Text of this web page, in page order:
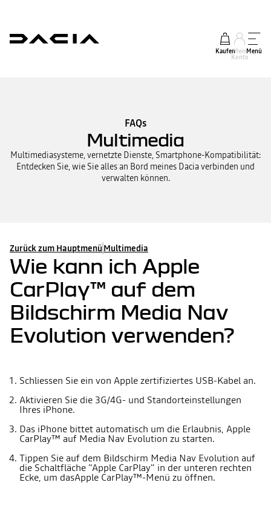
KaufenMein
Konto
Menü
FAQs
Multimedia
Multimediasysteme, vernetzte Dienste, Smartphone-Kompatibilität:
Entdecken Sie, wie Sie alles an Bord meines Dacia verbinden und
verwalten können.
Zurück zum Hauptmenü Multimedia
Wie kann ich Apple
CarPlay™ auf dem
Bildschirm Media Nav
Evolution verwenden?
Schliessen Sie ein von Apple zertifiziertes USB-Kabel an.
Aktivieren Sie die 3G/4G- und Standorteinstellungen
Ihres iPhone.
Das iPhone bittet automatisch um die Erlaubnis, Apple
CarPlay™ auf Media Nav Evolution zu starten.
Tippen Sie auf dem Bildschirm Media Nav Evolution auf
die Schaltfläche "Apple CarPlay" in der unteren rechten
Ecke, um dasApple CarPlay™-Menü zu öffnen.